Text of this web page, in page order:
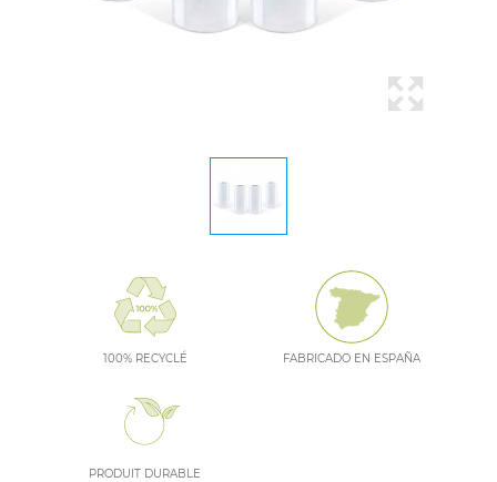
100% RECYCLÉ FABRICADO EN ESPAÑA
PRODUIT DURABLE